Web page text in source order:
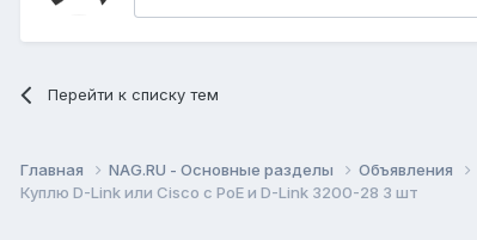
Перейти к списку тем
Главная NAG.RU - Основные разделы Объявления
Куплю D-Link или Сisco c PoE и D-Link 3200-28 3 шт